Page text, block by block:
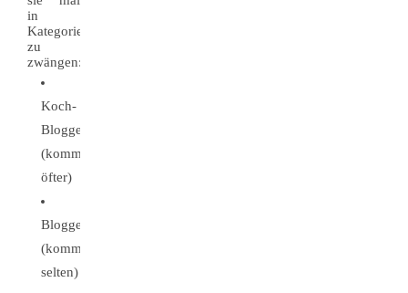
in
Kategorien
zu
zwängen:
Koch-
Blogger
(kommentieren
öfter)
Blogger
(kommentieren
selten)